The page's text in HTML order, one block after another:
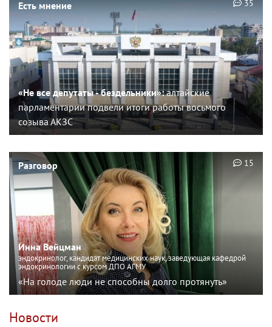
Есть мнение
«Не все депутаты - бездельники»:алтайские
парламентарии подвели итоги работы восьмого
созыва АКЗС
35
Разговор
Инна Вейцман
эндокринолог, кандидат медицинских наук, заведующая кафедрой
эндокринологии с курсом ДПО АГМУ
«На голоде люди не способны долго протянуть»
15
Новости